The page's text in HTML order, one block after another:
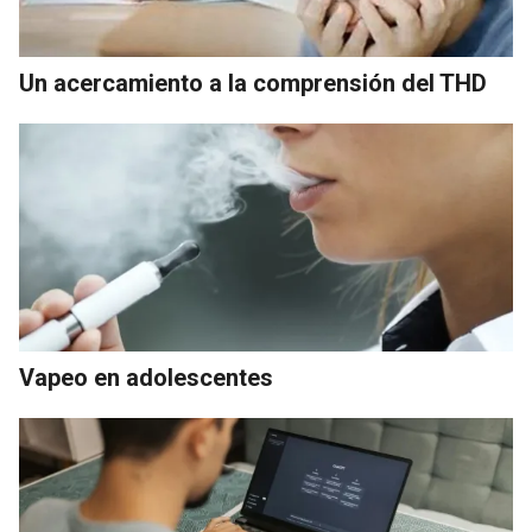
Un acercamiento a la comprensión del THD
Vapeo en adolescentes